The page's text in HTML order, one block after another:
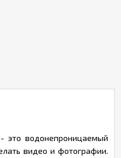
это водонепроницаемый
видео и фотографии.